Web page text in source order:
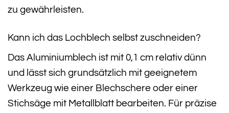
zu gewährleisten.
Kann ich das Lochblech selbst zuschneiden?
Das Aluminiumblech ist mit 0,1 cm relativ dünn
und lässt sich grundsätzlich mit geeignetem
Werkzeug wie einer Blechschere oder einer
Stichsäge mit Metallblatt bearbeiten. Für präzise